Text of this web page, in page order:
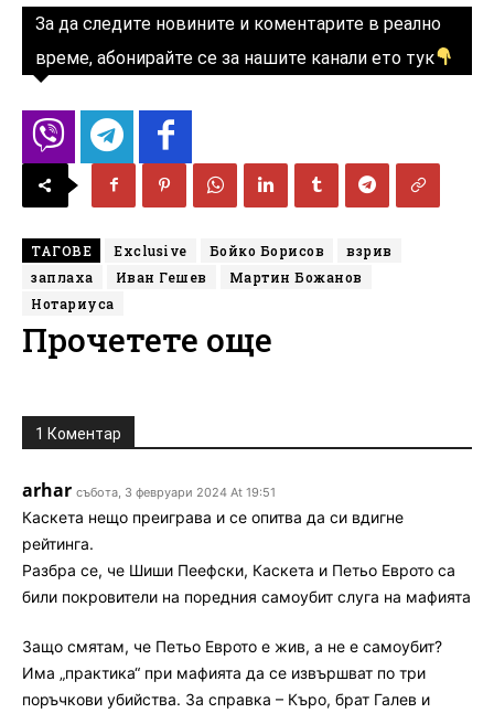
За да следите новините и коментарите в реално
време, абонирайте се за нашите канали ето тук
ТАГОВЕ Exclusive Бойко Борисов
взрив
заплаха
Иван Гешев
Мартин Божанов
Нотариуса
Прочетете още
1 Коментар
arhar събота, 3 февруари 2024 At 19:51
Каскета нещо преиграва и се опитва да си вдигне
рейтинга.
Разбра се, че Шиши Пеефски, Каскета и Петьо Еврото са
били покровители на поредния самоубит слуга на мафията
Защо смятам, че Петьо Еврото е жив, а не е самоубит?
Има „практика“ при мафията да се извършват по три
поръчкови убийства. За справка – Къро, брат Галев и